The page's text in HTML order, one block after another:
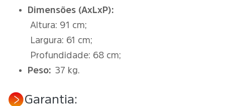
Dimensões (AxLxP):
Altura: 91 cm;
Largura: 61 cm;
Profundidade: 68 cm;
Peso: 37 kg.
Garantia: